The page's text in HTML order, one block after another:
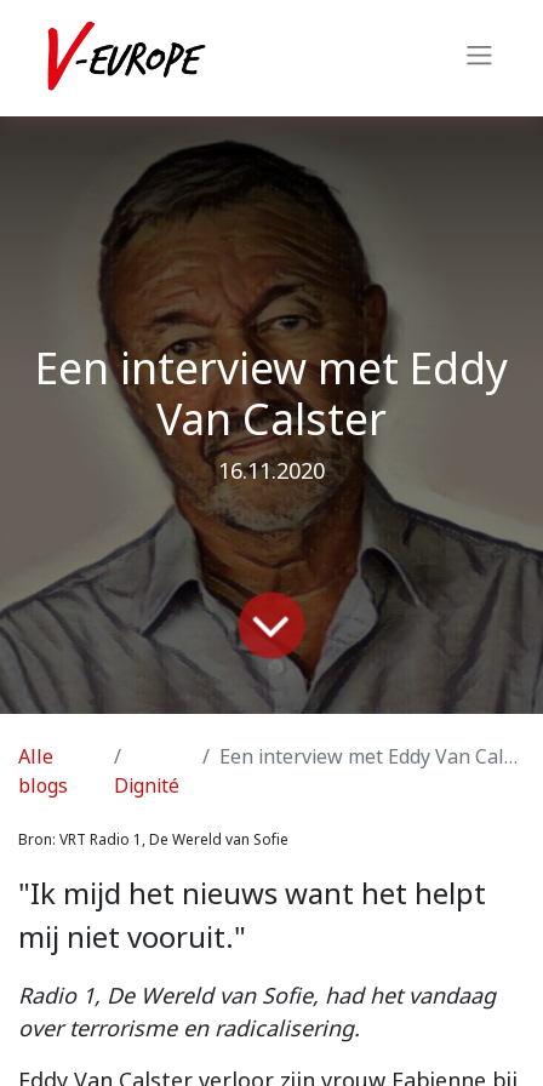
Een interview met Eddy
Van Calster
16.11.2020
Alle
blogs
Dignité
Een interview met Eddy Van Calster
Bron: VRT Radio 1, De Wereld van Sofie
"Ik mijd het nieuws want het helpt
mij niet vooruit."
Radio 1, De Wereld van Sofie, had het vandaag
over terrorisme en radicalisering.
Eddy Van Calster verloor zijn vrouw Fabienne bij